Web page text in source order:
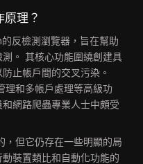
理？
反檢測瀏覽器，旨在幫助
。 其核心功能圍繞創建具
止帳戶間的交叉污染。
和多帳戶處理等高級功
網路爬蟲專業人士中頗受
但它仍存在一些明顯的局
裝置類比和自動化功能的